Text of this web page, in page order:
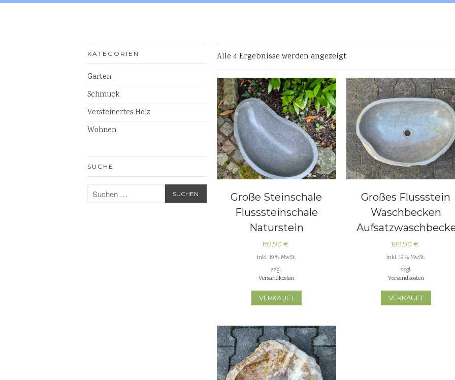
KATEGORIEN
Garten
Schmuck
Versteinertes Holz
Wohnen
SUCHE
Alle 4 Ergebnisse werden angezeigt
Große Steinschale
Flusssteinschale
Naturstein
159,90 €
inkl. 19 % MwSt.
zzgl.
Versandkosten
VERKAUFT
Großes Flussstein
Waschbecken
Naturstein
189,90 €
inkl. 19 % MwSt.
zzgl.
Versandkosten
VERKAUFT